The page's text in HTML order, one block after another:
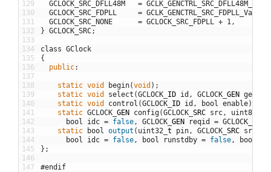
129
130
131
132
133
134
135
136
137
138
139
140
141
142
143
144
145
146
147
GCLOCK_SRC_DFLL48M
= GCLK_GENCTRL_SRC_DFLL48M_Val
GCLOCK_SRC_FDPLL
= GCLK_GENCTRL_SRC_FDPLL_Val
GCLOCK_SRC_NONE
= GCLOCK_SRC_FDPLL + 1 ,
} GCLOCK_SRC;
class GClock
{
public:
static void begin(void ) ;
static void select (GCLOCK ID id , GCLOCK GEN gen
static void control (GCLOCK ID id , bool enable)
static GCLOCK GEN config(GCLOCK SRC src , uint8
bool
idc = false , GCLOCK GEN reqid =
static
bool output ( uint32 t pin , GCLOCK SRC src
bool
idc = false , bool runstdby = false , bool
} ;
#endif